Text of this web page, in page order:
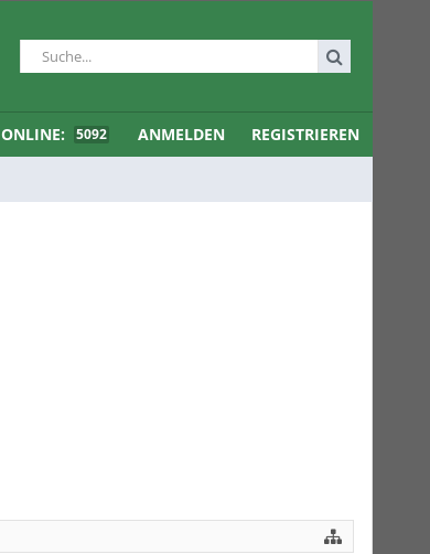
ONLINE: 5092 ANMELDEN REGISTRIEREN